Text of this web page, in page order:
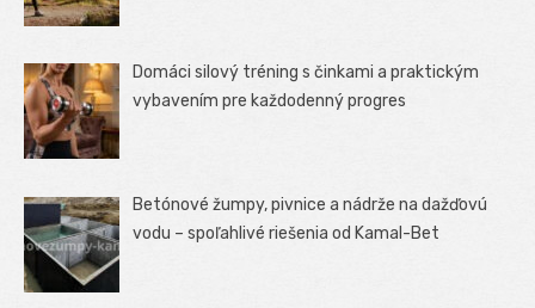
Domáci silový tréning s činkami a praktickým
vybavením pre každodenný progres
Betónové žumpy, pivnice a nádrže na dažďovú
vodu – spoľahlivé riešenia od Kamal-Bet